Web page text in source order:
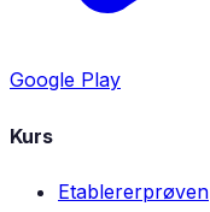
Google Play
Kurs
Etablererprøven